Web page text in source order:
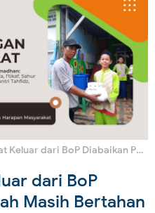
BoP Diabaikan Pemerintah Masih Bertahan
dari BoP
Masih Bertahan